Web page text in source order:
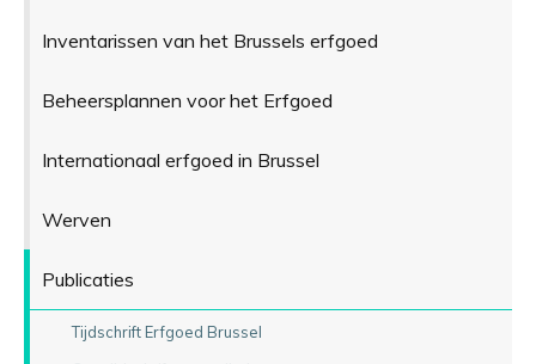
Inventarissen van het Brussels erfgoed
Beheersplannen voor het Erfgoed
Internationaal erfgoed in Brussel
Werven
Publicaties
Tijdschrift Erfgoed Brussel